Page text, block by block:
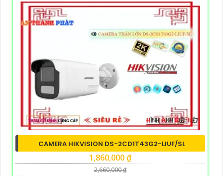
CAMERA HIKVISION DS-2CD1T43G2-LIUF/SL
1,860,000 ₫
2,660,000 ₫